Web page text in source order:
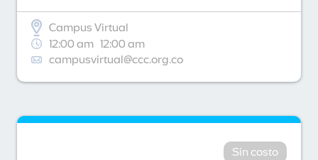
Campus Virtual
12:00 am 12:00 am
campusvirtual@ccc.org.co
Sin costo